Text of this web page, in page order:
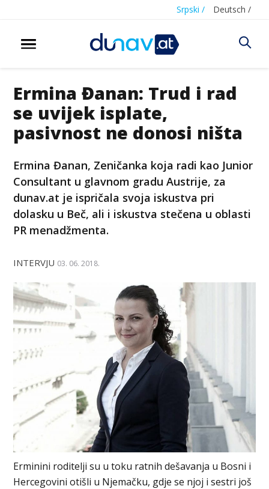
Srpski / Deutsch /
Ermina Đanan: Trud i rad
se uvijek isplate,
pasivnost ne donosi ništa
Ermina Đanan, Zeničanka koja radi kao Junior
Consultant u glavnom gradu Austrije, za
dunav.at je ispričala svoja iskustva pri
dolasku u Beč, ali i iskustva stečena u oblasti
PR menadžmenta.
INTERVJU 03. 06. 2018.
Erminini roditelji su u toku ratnih dešavanja u Bosni i
Hercegovini otišli u Njemačku, gdje se njoj i sestri još